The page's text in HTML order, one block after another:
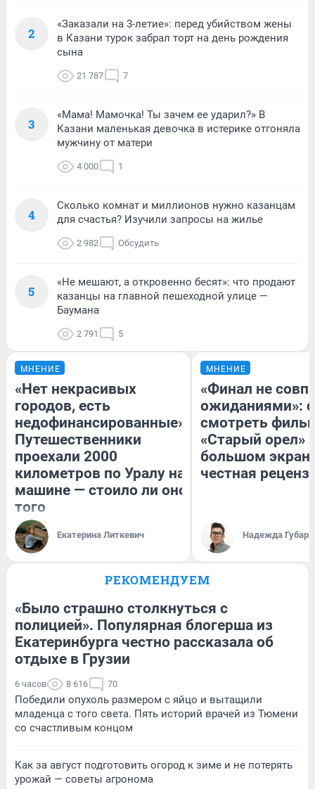
2
«Заказали на 3-летие»: перед убийством жены
в Казани турок забрал торт на день рождения
сына
21 787 7
3
«Мама! Мамочка! Ты зачем ее ударил?» В
Казани маленькая девочка в истерике отгоняла
мужчину от матери
4 000 1
4
Сколько комнат и миллионов нужно казанцам
для счастья? Изучили запросы на жилье
2 982 Обсудить
5
«Не мешают, а откровенно бесят»: что продают
казанцы на главной пешеходной улице —
Баумана
2 791 5
МНЕНИЕ
«Нет некрасивых
городов, есть
недофинансированные».
Путешественники
проехали 2000
километров по Уралу на
машине — стоило ли оно
того
Екатерина Литкевич
МНЕНИЕ
«Финал не
ожиданиями»:
смотреть
«Старый орел»
большом
честная
Надежда Губарь
РЕКОМЕНДУЕМ
«Было страшно столкнуться с
полицией». Популярная блогерша из
Екатеринбурга честно рассказала об
отдыхе в Грузии
6 часов 8 616 70
Победили опухоль размером с яйцо и вытащили
младенца с того света. Пять историй врачей из Тюмени
со счастливым концом
Как за август подготовить огород к зиме и не потерять
урожай — советы агронома